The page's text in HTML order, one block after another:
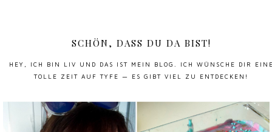
SCHÖN, DASS DU DA BIST!
HEY, ICH BIN LIV UND DAS IST MEIN BLOG. ICH WÜNSCHE DIR
TOLLE ZEIT AUF TYFE — ES GIBT VIEL ZU ENTDECKEN!